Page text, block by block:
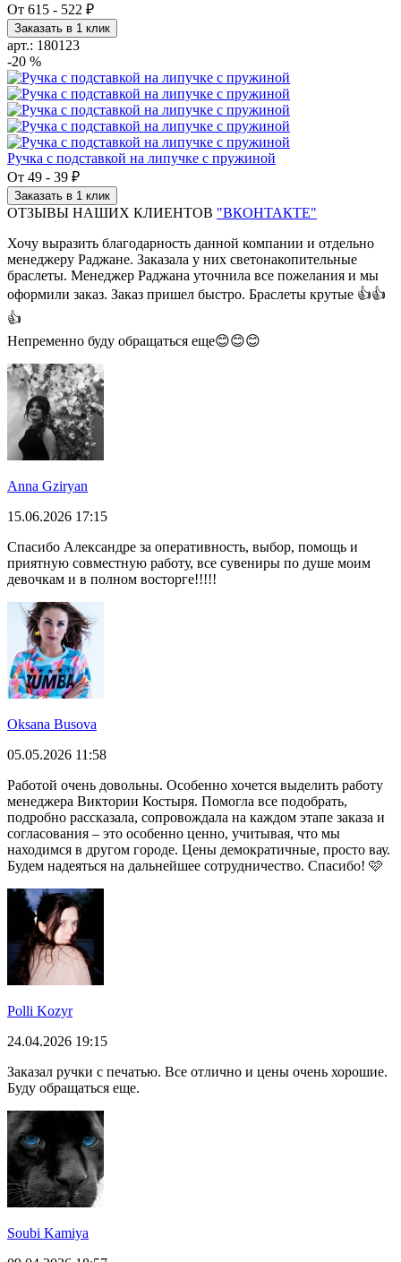
От 615 - 522 ₽
Заказать в 1 клик
арт.: 180123
-20 %
Ручка с подставкой на липучке с пружиной
От 49 - 39 ₽
Заказать в 1 клик
ОТЗЫВЫ НАШИХ КЛИЕНТОВ "ВКОНТАКТЕ"
Хочу выразить благодарность данной компании и отдельно
менеджеру Раджане. Заказала у них светонакопительные
браслеты. Менеджер Раджана уточнила все пожелания и мы
оформили заказ. Заказ пришел быстро. Браслеты крутые 👍👍
👍
Непременно буду обращаться еще😊😊😊
Anna Gziryan
15.06.2026 17:15
Спасибо Александре за оперативность, выбор, помощь и
приятную совместную работу, все сувениры по душе моим
девочкам и в полном восторге!!!!!
Oksana Busova
05.05.2026 11:58
Работой очень довольны. Особенно хочется выделить работу
менеджера Виктории Костыря. Помогла все подобрать,
подробно рассказала, сопровождала на каждом этапе заказа и
согласования – это особенно ценно, учитывая, что мы
находимся в другом городе. Цены демократичные, просто вау.
Будем надеяться на дальнейшее сотрудничество. Спасибо! 🩷
Polli Kozyr
24.04.2026 19:15
Заказал ручки с печатью. Все отлично и цены очень хорошие.
Буду обращаться еще.
Soubi Kamiya